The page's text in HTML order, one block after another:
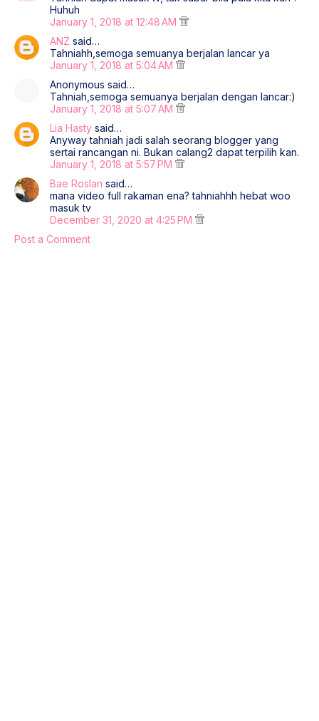
Huhuh
January 1, 2018 at 12:48 AM
ANZ said…
Tahniahh,semoga semuanya berjalan lancar ya
January 1, 2018 at 5:04 AM
Anonymous said…
Tahniah,semoga semuanya berjalan dengan lancar:)
January 1, 2018 at 5:07 AM
Lia Hasty said…
Anyway tahniah jadi salah seorang blogger yang
sertai rancangan ni. Bukan calang2 dapat terpilih kan.
January 1, 2018 at 5:57 PM
Bae Roslan said…
mana video full rakaman ena? tahniahhh hebat woo
masuk tv
December 31, 2020 at 4:25 PM
Post a Comment